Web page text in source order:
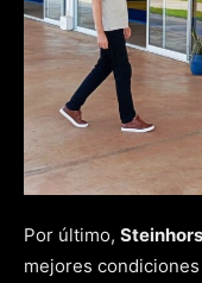
Por último,
mejores